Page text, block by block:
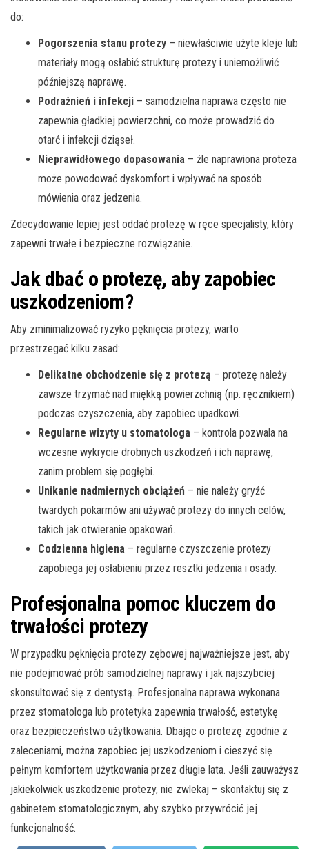
do:
Pogorszenia stanu protezy – niewłaściwie użyte kleje lub
materiały mogą osłabić strukturę protezy i uniemożliwić
późniejszą naprawę.
Podrażnień i infekcji – samodzielna naprawa często nie
zapewnia gładkiej powierzchni, co może prowadzić do
otarć i infekcji dziąseł.
Nieprawidłowego dopasowania – źle naprawiona proteza
może powodować dyskomfort i wpływać na sposób
mówienia oraz jedzenia.
Zdecydowanie lepiej jest oddać protezę w ręce specjalisty, który
zapewni trwałe i bezpieczne rozwiązanie.
Jak dbać o protezę, aby zapobiec
uszkodzeniom?
Aby zminimalizować ryzyko pęknięcia protezy, warto
przestrzegać kilku zasad:
Delikatne obchodzenie się z protezą – protezę należy
zawsze trzymać nad miękką powierzchnią (np. ręcznikiem)
podczas czyszczenia, aby zapobiec upadkowi.
Regularne wizyty u stomatologa – kontrola pozwala na
wczesne wykrycie drobnych uszkodzeń i ich naprawę,
zanim problem się pogłębi.
Unikanie nadmiernych obciążeń – nie należy gryźć
twardych pokarmów ani używać protezy do innych celów,
takich jak otwieranie opakowań.
Codzienna higiena – regularne czyszczenie protezy
zapobiega jej osłabieniu przez resztki jedzenia i osady.
Profesjonalna pomoc kluczem do
trwałości protezy
W przypadku pęknięcia protezy zębowej najważniejsze jest, aby
nie podejmować prób samodzielnej naprawy i jak najszybciej
skonsultować się z dentystą. Profesjonalna naprawa wykonana
przez stomatologa lub protetyka zapewnia trwałość, estetykę
oraz bezpieczeństwo użytkowania. Dbając o protezę zgodnie z
zaleceniami, można zapobiec jej uszkodzeniom i cieszyć się
pełnym komfortem użytkowania przez długie lata. Jeśli zauważysz
jakiekolwiek uszkodzenie protezy, nie zwlekaj – skontaktuj się z
gabinetem stomatologicznym, aby szybko przywrócić jej
funkcjonalność.